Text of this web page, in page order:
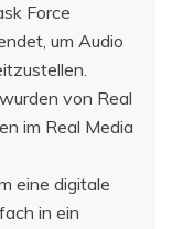
Force
um Audio
von Real
im Real Media
eine digitale
in ein